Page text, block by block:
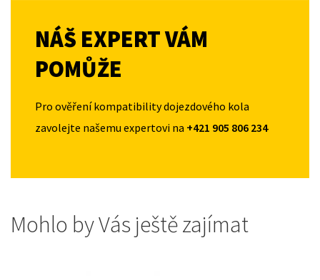
NÁŠ EXPERT VÁM
POMŮŽE
Pro ověření kompatibility dojezdového kola
zavolejte našemu expertovi na +421 905 806 234
Mohlo by Vás ještě zajímat